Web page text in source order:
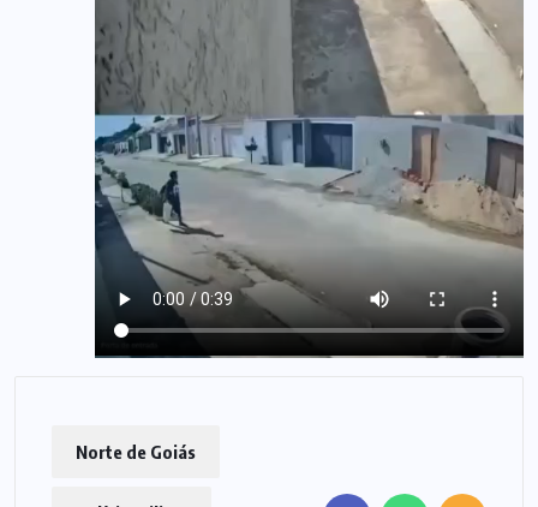
Norte de Goiás